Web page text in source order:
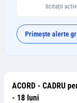
licitații
Primește alerte
ACORD - CADRU
- 18 luni